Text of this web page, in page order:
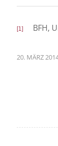
[1] BFH,
20. MÄRZ